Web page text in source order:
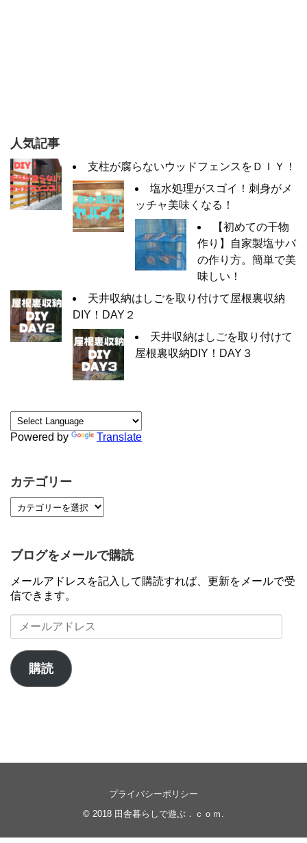
人気記事
支柱が腐らないウッドフェンスをＤＩＹ！
塩水処理がスゴイ！刺身がメ
ッチャ美味くなる！
【初めての干物
作り】自家製塩サバ
の作り方。簡単で美
味しい！
天井収納はしごを取り付けて屋根裏収納
DIY！DAY２
天井収納はしごを取り付けて
屋根裏収納DIY！DAY３
Powered by Translate
カテゴリー
ブログをメールで購読
メールアドレスを記入して購読すれば、更新をメールで受
信できます。
メ
ー
ア
ド
購読
プライバシーポリシー
© 2018 田舎暮らしで遊ぶ．ｃｏｍ .